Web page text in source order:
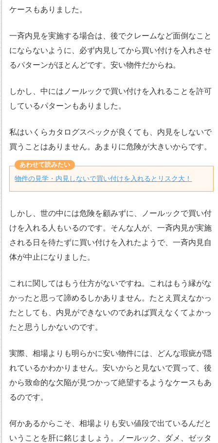
ケースもありました。
一斉内見を実施する場合は、後でクレームなど面倒なこと
にならないように、必ず内見してから買い付けを入れさせ
るパターンがほとんどです。安い物件だからね。
しかし、中にはノールックで買い付けを入れることを許可
しているパターンもありました。
私はいくらカタログスペックが良くても、内見をしないで
買うことはありません。あまりに危険が大きいからです。
物件の見学・内見しないで買い付けを入れるとリスク大！
しかし、世の中には危険を顧みずに、ノールックで買い付
けを入れる人もいるのです。そんな人が、一斉内見が実施
される日を待たずに買い付けを入れたようで、一斉内見自
体が中止になりました。
これに関してはもう仕方がないですね。これはもう縁がな
かったと思って諦めるしかありません。たとえ買えなかっ
たとしても、内見ができないのであれば買えなくてよかっ
たと思うしかないのです。
実際、相場よりも明らかに安い物件には、どんな瑕疵が隠
れているかわかりません。安いからと見ないで買って、後
から致命的な欠陥が見つかって絶望するようなケースもあ
るのです。
何かあるからこそ、相場よりも安い値段で出ているんだと
いうことを肝に銘じましょう。ノールック、ダメ、ゼッタ